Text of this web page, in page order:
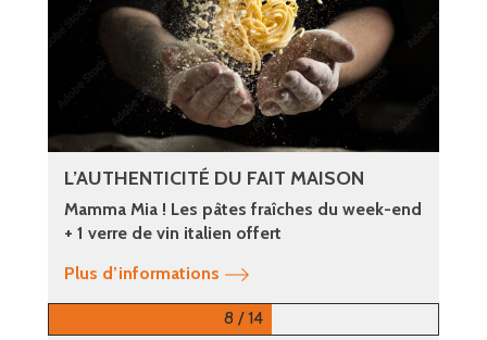
L’AUTHENTICITÉ DU FAIT MAISON
Mamma Mia ! Les pâtes fraîches du week-end
+ 1 verre de vin italien offert
Plus d’informations
8 / 14